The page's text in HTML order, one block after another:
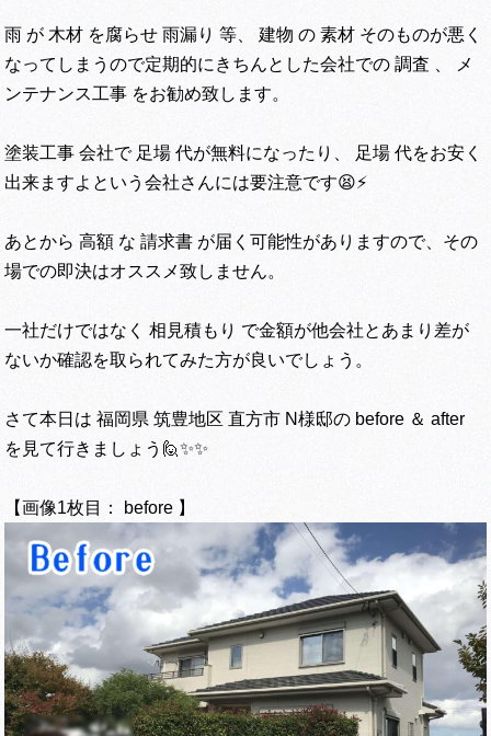
雨 が 木材 を腐らせ 雨漏り 等、 建物 の 素材 そのものが悪く
なってしまうので定期的にきちんとした会社での 調査 、 メ
ンテナンス工事 をお勧め致します。
塗装工事 会社で 足場 代が無料になったり、 足場 代をお安く
出来ますよという会社さんには要注意です😫⚡
あとから 高額 な 請求書 が届く可能性がありますので、その
場での即決はオススメ致しません。
一社だけではなく 相見積もり で金額が他会社とあまり差が
ないか確認を取られてみた方が良いでしょう。
さて本日は 福岡県 筑豊地区 直方市 N様邸の before ＆ after
を見て行きましょう🙋✨✨
【画像1枚目： before 】